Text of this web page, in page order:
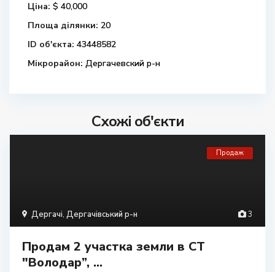
Ціна: $ 40,000
Площа ділянки: 20
ID об'єкта: 43448582
Мікрорайон: Дергачевский р-н
Схожі об'єкти
3
Дергачі, Дергачівський р-н
Продаж
Продам 2 участка земли в СТ
"Володар”, ...